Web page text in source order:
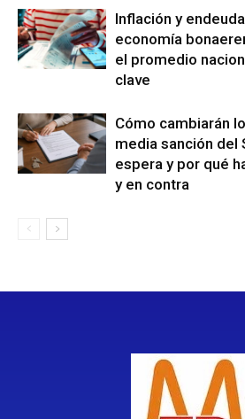
Inflación y
economía
el promedio
clave
Cómo cambiarán
media sanción del
espera y por qué
y en contra